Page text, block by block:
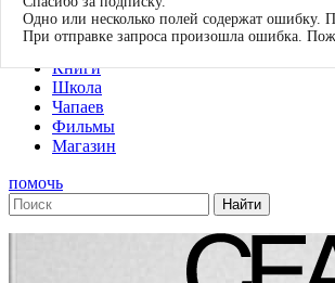
О нас
Журнал
Книги
Школа
Чапаев
Фильмы
Магазин
помочь
Одно или несколько полей содержат ошибку.
При отправке запроса произошла ошибка.